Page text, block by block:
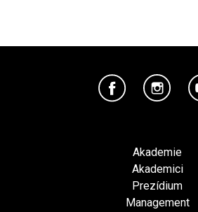
Akademie
Akademici
Prezídium
Management